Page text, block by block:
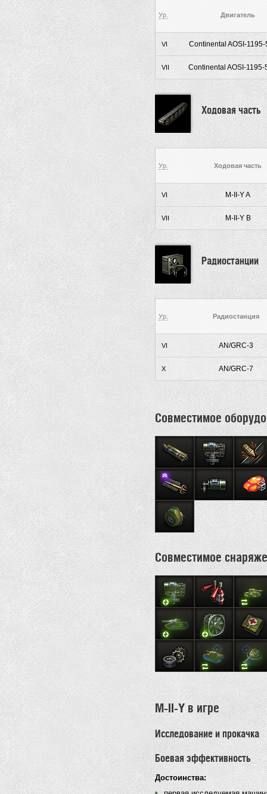
Ур. Двигатель
VI Continental AOSI-1195-
VII Continental AOSI-1195-
Ходовая часть
Ур. Ходовая часть
VI M-II-Y A
VII M-II-Y B
Радиостанции
Ур. Радиостанция
VI AN/GRC-3
X AN/GRC-7
Совместимое
Совместимое
M-II-Y в игре
Исследование и прокачка
Боевая эффективность
Достоинства: